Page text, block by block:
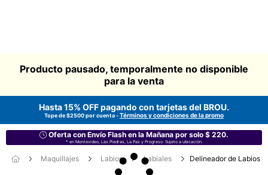
Producto pausado, temporalmente no disponible
para la venta
Hasta 15% OFF pagando con tarjetas del BROU.
Tope de $2500 por cuenta -Términos y condiciones de la promo
Oferta con Envío Flash en la Mañana por solo $ 220.
* en Montevideo, Las Piedras, La Paz y Progreso. Sujeto a ubicación.
Maquillajes Labios Labiales Delineador de Labios